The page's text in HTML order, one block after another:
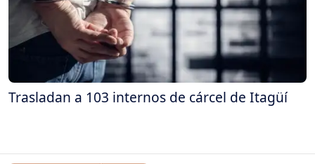
Trasladan a 103 internos de cárcel de Itagüí